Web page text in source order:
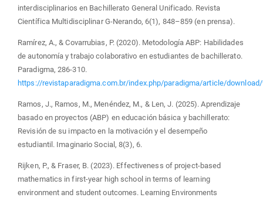
interdisciplinarios en Bachillerato General Unificado. Revista
Científica Multidisciplinar G-Nerando, 6(1), 848–859 (en prensa).
Ramírez, A., & Covarrubias, P. (2020). Metodología ABP: Habilidades
de autonomía y trabajo colaborativo en estudiantes de bachillerato.
Paradigma, 286-310.
https://revistaparadigma.com.br/index.php/paradigma/article/
Ramos, J., Ramos, M., Menéndez, M., & Len, J. (2025). Aprendizaje
basado en proyectos (ABP) en educación básica y bachillerato:
Revisión de su impacto en la motivación y el desempeño
estudiantil. Imaginario Social, 8(3), 6.
Rijken, P., & Fraser, B. (2023). Effectiveness of project-based
mathematics in first-year high school in terms of learning
environment and student outcomes. Learning Environments